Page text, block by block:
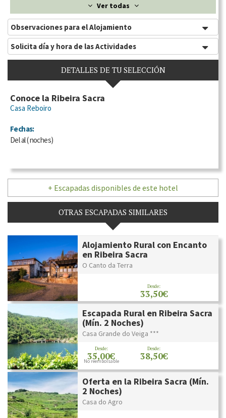
Ver todas
Observaciones para el Alojamiento
Solicita día y hora de las Actividades
DETALLES DE TU SELECCIÓN
Conoce la Ribeira Sacra
Casa Reboiro
Fechas:
Delal(noches)
+ Escapadas disponibles de este hotel
OTRAS ESCAPADAS SIMILARES
Alojamiento Rural con Encanto
en Ribeira Sacra
O Canto da Terra
Desde:
33,50€
Escapada Rural en Ribeira Sacra
(Mín. 2 Noches)
Casa Grande do Veiga ***
Desde:
35,00€
No reembolsable
Desde:
38,50€
Oferta en la Ribeira Sacra (Mín.
2 Noches)
Casa do Agro